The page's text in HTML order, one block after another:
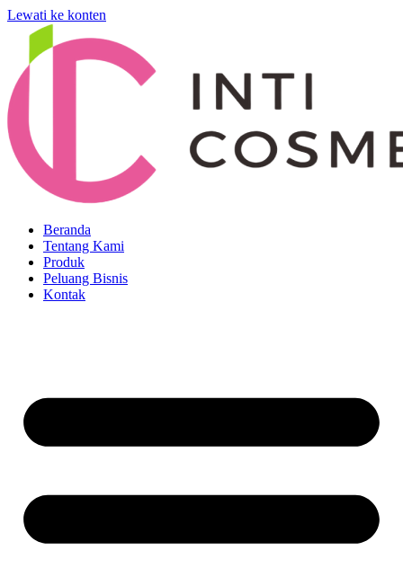
Lewati ke konten
Beranda
Tentang Kami
Produk
Peluang Bisnis
Kontak